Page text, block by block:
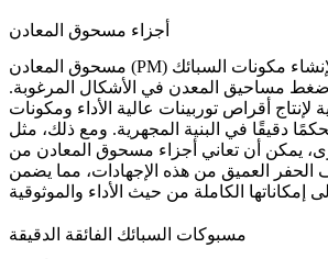
أجزاء مسحوق المعادن
مسحوق المعادن (PM) هي تقنية تستخدم لإنشاء مكونات السبائك
مساحيق المعدن في الأشكال المرغوبة.
لإنتاج أقراص توربينات عالية الأداء ومكونات
دقيقًا في البنية المجهرية. ومع ذلك، مثل
يمكن أن تعاني أجزاء مسحوق المعادن من
الحفر العميق من هذه الإجهادات، مما يضمن
مسبوكات السبائك الفائقة الدقيقة